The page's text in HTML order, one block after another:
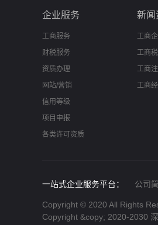
企业服务
工商服务
财税服务
资质办理
网站/营销
信用等级
项目申报
各类许可资质
新闻
工商
工商
工商
工商
一站式企业服务平台： 公司
Copyright © 2020 All Rights
Copyright &copy; 2020-2030